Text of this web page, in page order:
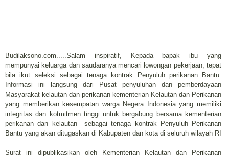
Budilaksono.com.....Salam inspiratif, Kepada bapak ibu yang
mempunyai keluarga dan saudaranya mencari lowongan pekerjaan, tepat
bila ikut seleksi sebagai tenaga kontrak Penyuluh perikanan Bantu.
Informasi ini langsung dari Pusat penyuluhan dan pemberdayaan
Masyarakat kelautan dan perikanan kementerian Kelautan dan Perikanan
yang memberikan kesempatan warga Negera Indonesia yang memiliki
integritas dan kotmitmen tinggi untuk bergabung bersama kementerian
perikanan dan kelautan sebagai tenaga kontrak Penyuluh Perikanan
Bantu yang akan ditugaskan di Kabupaten dan kota di seluruh wilayah RI
Surat ini dipublikasikan oleh Kementerian Kelautan dan Perikanan